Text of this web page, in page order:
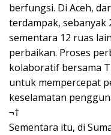
berfungsi. Di Aceh,
terdampak, sebanyak
sementara 12 ruas
perbaikan. Proses
kolaboratif bersama
untuk mempercepat
keselamatan
¬†
Sementara itu, di